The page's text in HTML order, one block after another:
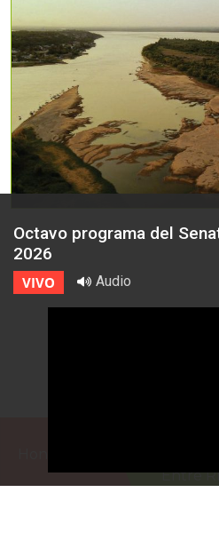
Entre
Octavo programa del
2026
VIVO Audio